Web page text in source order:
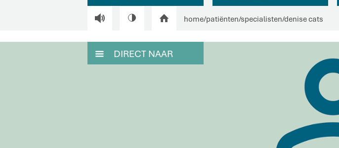
V H home/patiënten/specialisten/denise cats
M DIRECT NAAR